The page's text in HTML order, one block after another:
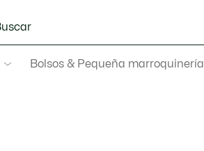
Bolsos & Pequeña marroquinería